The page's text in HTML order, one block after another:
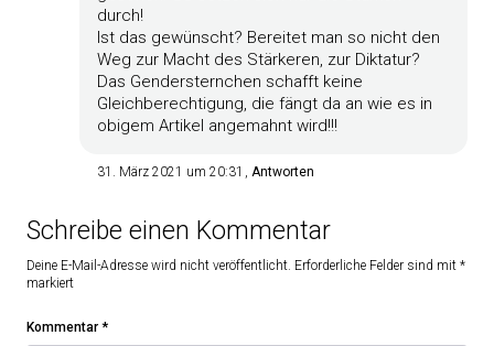
durch!
Ist das gewünscht? Bereitet man so nicht den
Weg zur Macht des Stärkeren, zur Diktatur?
Das Gendersternchen schafft keine
Gleichberechtigung, die fängt da an wie es in
obigem Artikel angemahnt wird!!!
31. März 2021 um 20:31 Antworten
Schreibe einen Kommentar
Deine E-Mail-Adresse wird nicht veröffentlicht. Erforderliche Felder sind mit *
markiert
Kommentar *